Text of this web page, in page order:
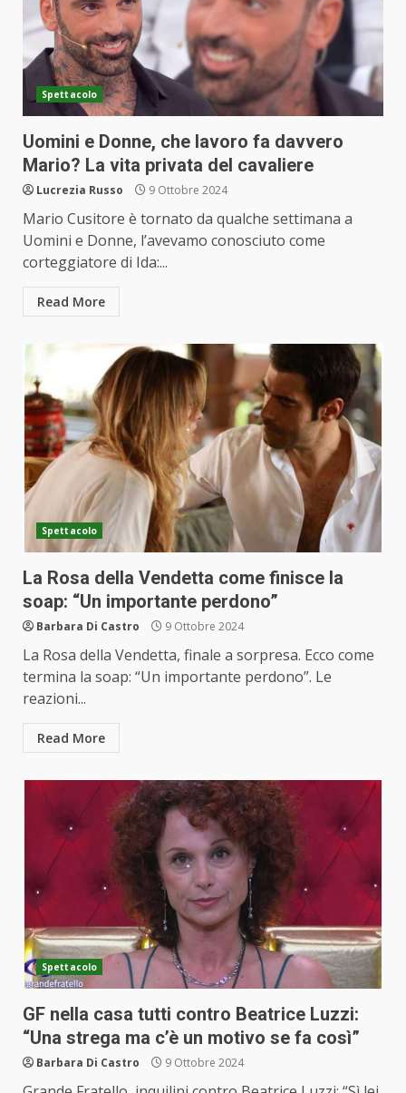
Spettacolo
Uomini e Donne, che lavoro fa davvero
Mario? La vita privata del cavaliere
Lucrezia Russo 9 Ottobre 2024
Mario Cusitore è tornato da qualche settimana a
Uomini e Donne, l’avevamo conosciuto come
corteggiatore di Ida:...
Read More
Spettacolo
La Rosa della Vendetta come finisce la
soap: “Un importante perdono”
Barbara Di Castro 9 Ottobre 2024
La Rosa della Vendetta, finale a sorpresa. Ecco come
termina la soap: “Un importante perdono”. Le
reazioni...
Read More
Spettacolo
GF nella casa tutti contro Beatrice Luzzi:
“Una strega ma c’è un motivo se fa così”
Barbara Di Castro 9 Ottobre 2024